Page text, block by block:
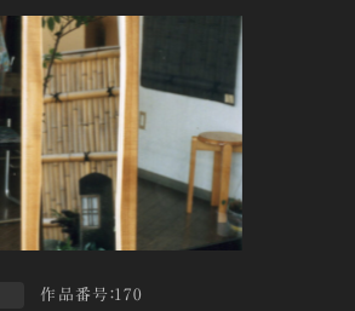
作品番号：170